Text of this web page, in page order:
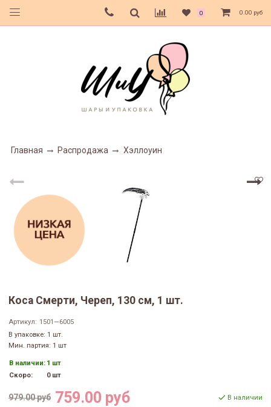
0 0.00 руб
Главная Распродажа Хэллоуин
22%
Коса Смерти, Череп, 130 см, 1 шт.
Артикул: 1501—6005
В упаковке: 1 шт.
Мин. партия: 1 шт
В наличии: 1 шт
Скоро:
0 шт
979.00 руб 759.00 руб В наличии